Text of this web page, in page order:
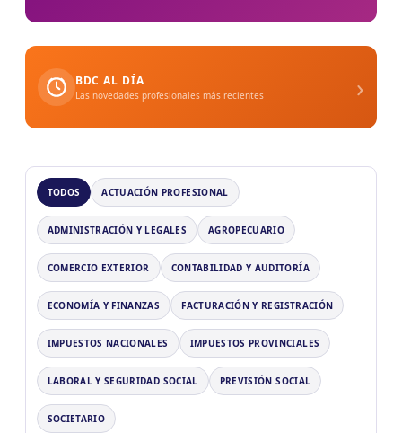
BDC AL DÍA
Las novedades profesionales más recientes ›
TODOS ACTUACIÓN PROFESIONAL
ADMINISTRACIÓN Y LEGALES AGROPECUARIO
COMERCIO EXTERIOR CONTABILIDAD Y AUDITORÍA
ECONOMÍA Y FINANZAS FACTURACIÓN Y REGISTRACIÓN
IMPUESTOS NACIONALES IMPUESTOS PROVINCIALES
LABORAL Y SEGURIDAD SOCIAL PREVISIÓN SOCIAL
SOCIETARIO